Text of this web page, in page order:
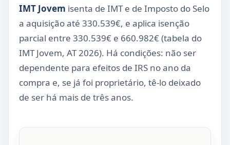
IMT Jovem isenta de IMT e de Imposto do Selo
a aquisição até 330.539€, e aplica isenção
parcial entre 330.539€ e 660.982€ (tabela do
IMT Jovem, AT 2026). Há condições: não ser
dependente para efeitos de IRS no ano da
compra e, se já foi proprietário, tê-lo deixado
de ser há mais de três anos.